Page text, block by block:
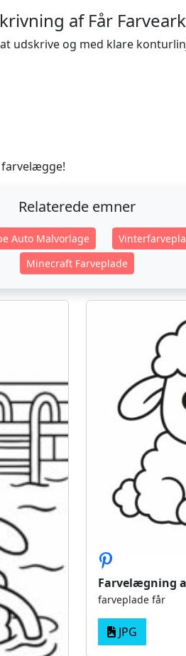
af Får Farveark
udskrive og med klare
Relaterede emner
Auto Malvorlage
Minecraft Farveplade
Farvelægning
farveplade får
JPG